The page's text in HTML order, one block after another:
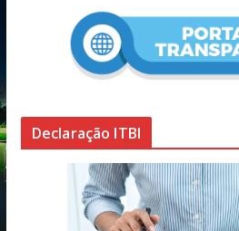
Declaração ITBI